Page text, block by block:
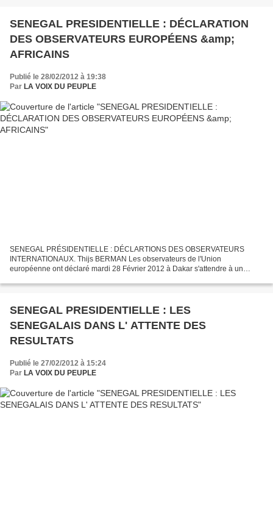
SENEGAL PRESIDENTIELLE : DÉCLARATION
DES OBSERVATEURS EUROPÉENS &amp;
AFRICAINS
Publié le 28/02/2012 à 19:38
Par LA VOIX DU PEUPLE
SENEGAL PRÉSIDENTIELLE : DÉCLARTIONS DES OBSERVATEURS
INTERNATIONAUX. Thijs BERMAN Les observateurs de l'Union
européenne ont déclaré mardi 28 Février 2012 à Dakar s'attendre à un
SENEGAL PRESIDENTIELLE : LES
SENEGALAIS DANS L' ATTENTE DES
RESULTATS
Publié le 27/02/2012 à 15:24
Par LA VOIX DU PEUPLE